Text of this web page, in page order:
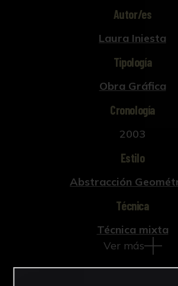
Autor/es
Laura Iniesta
Tipología
Obra Gráfica
Cronología
2003
Estilo
Abstracción
Técnica
Técnica mixta
Ver más